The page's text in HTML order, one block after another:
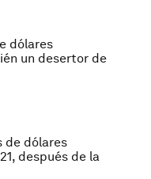
dólares
un desertor de
de dólares
después de la